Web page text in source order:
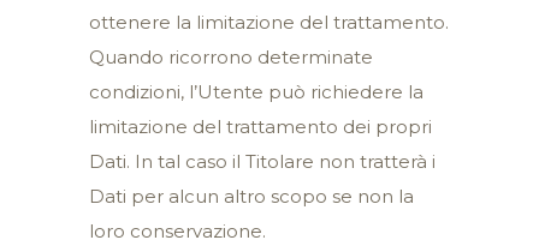
ottenere la limitazione del trattamento.
Quando ricorrono determinate
condizioni, l’Utente può richiedere la
limitazione del trattamento dei propri
Dati. In tal caso il Titolare non tratterà i
Dati per alcun altro scopo se non la
loro conservazione.